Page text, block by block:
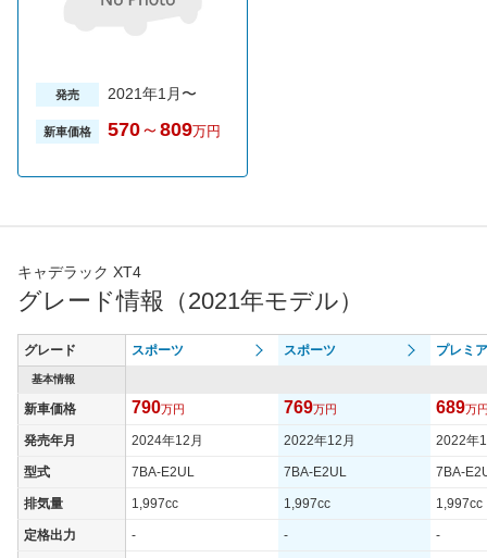
発売 2021年1月〜
新車価格 570～ 809万円
キャデラック XT4
グレード情報（2021年モデル）
グレード スポーツ スポーツ プレミ
基本情報
新車価格 790万円 769万円 689万
発売年月 2024年12月 2022年12月 2022年
型式 7BA-E2UL 7BA-E2UL 7BA-
排気量 1,997cc 1,997cc 1,997cc
定格出力 - - -